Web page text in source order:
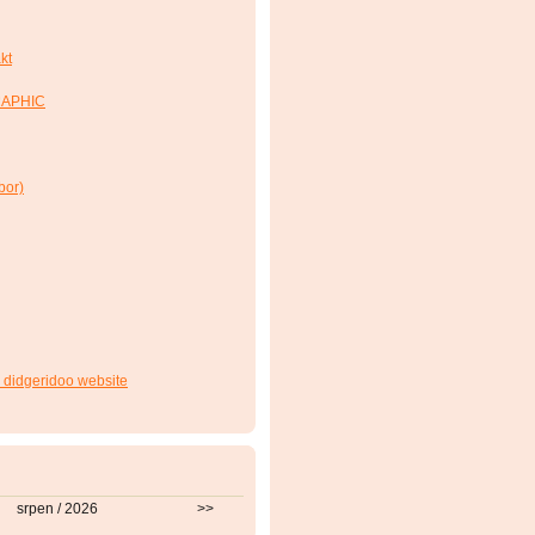
website
srpen / 2026 >>